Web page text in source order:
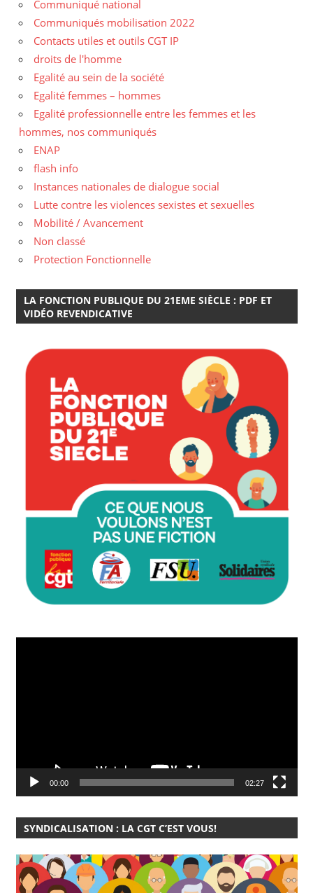
Communiqué national
Communiqués mobilisation 2022
Contacts utiles et outils CGT IP
droits de l'homme
Egalité au sein de la société
Egalité femmes – hommes
Egalité professionnelle entre les femmes et les
hommes, nos communiqués
ENAP
flash info
Instances nationales de dialogue social
Lutte contre les violences sexistes et sexuelles
Mobilité / Avancement
Non classé
Protection Fonctionnelle
LA FONCTION PUBLIQUE DU 21EME SIÈCLE : PDF ET
VIDÉO REVENDICATIVE
00:00 02:27
SYNDICALISATION : LA CGT C’EST VOUS!